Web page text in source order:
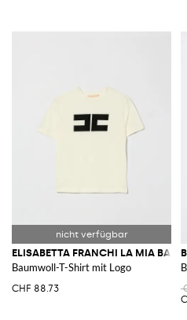
ELISABETTA FRANCHI LA MIA
Baumwoll-T-Shirt mit Logo
CHF 88.73